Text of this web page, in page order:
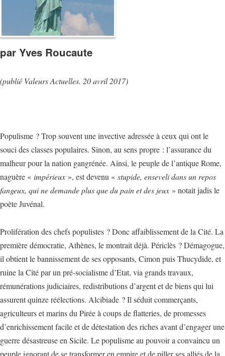
par Yves Roucaute
(publié Valeurs Actuelles. 20 avril 2017)
Populisme ? Trop souvent une invective adressée à ceux qui ont le
souci des classes populaires. Sinon, au sens propre : l’assurance du
malheur pour la nation gangrénée. Ainsi, le peuple de l’antique Rome,
naguère « impérieux », est devenu « stupide, enseveli dans un repos
fangeux, qui ne demande plus que du pain et des jeux » notait jadis le
poète Juvénal.
Prolifération des chefs populistes ? Donc affaiblissement de la Cité. La
première démocratie, Athènes, le montrait déjà. Périclès ? Démagogue,
il obtient le bannissement de ses opposants, Cimon puis Thucydide, et
ruine la Cité par un pré-socialisme d’Etat, via grands travaux,
rémunérations judiciaires, redistributions d’argent et de biens qui lui
assurent quinze réélections. Alcibiade ? Il séduit commerçants,
agriculteurs et marins du Pirée à coups de flatteries, de promesses
d’enrichissement facile et de détestation des riches avant d’engager une
guerre désastreuse en Sicile. Le populisme au pouvoir a convaincu un
peuple ignorant de se transformer en empire et de piller ses alliés de la